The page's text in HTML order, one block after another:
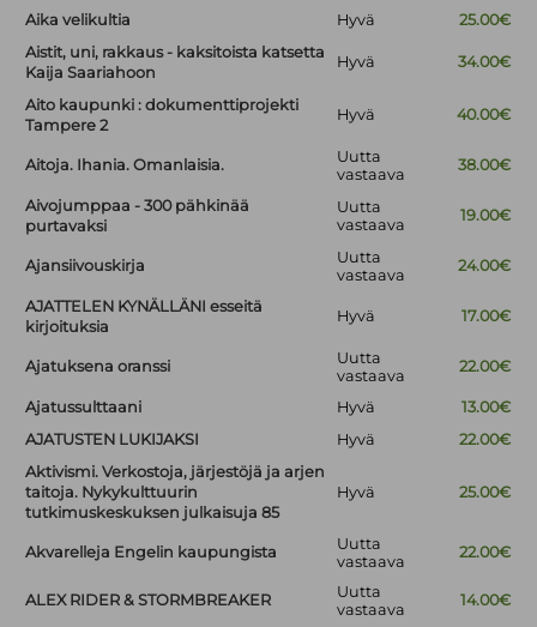
Aika velikultia Hyvä
25.00€
Aistit, uni, rakkaus - kaksitoista katsetta
Kaija Saariahoon
Hyvä 34.00€
Aito kaupunki : dokumenttiprojekti
Tampere 2
Hyvä 40.00€
Aitoja. Ihania. Omanlaisia.
Uutta
vastaava
38.00€
Aivojumppaa - 300 pähkinää
purtavaksi
Uutta
vastaava
19.00€
Ajansiivouskirja
Uutta
vastaava
24.00€
AJATTELEN KYNÄLLÄNI esseitä
kirjoituksia
Hyvä 17.00€
Ajatuksena oranssi
Uutta
vastaava
22.00€
Ajatussulttaani Hyvä
13.00€
AJATUSTEN LUKIJAKSI
Hyvä
22.00€
Aktivismi. Verkostoja, järjestöjä ja arjen
taitoja. Nykykulttuurin
tutkimuskeskuksen julkaisuja 85
Hyvä 25.00€
Akvarelleja Engelin kaupungista
Uutta
vastaava
22.00€
ALEX RIDER & STORMBREAKER
Uutta
vastaava
14.00€